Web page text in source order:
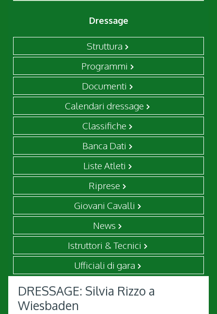
Dressage
Struttura
Programmi
Documenti
Calendari dressage
Classifiche
Banca Dati
Liste Atleti
Riprese
Giovani Cavalli
News
Istruttori & Tecnici
Ufficiali di gara
DRESSAGE: Silvia Rizzo a
Wiesbaden